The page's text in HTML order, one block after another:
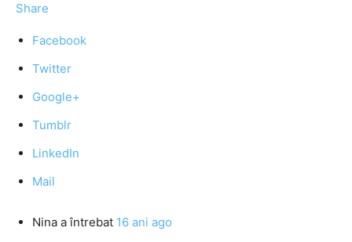
Share
Facebook
Twitter
Google+
Tumblr
LinkedIn
Mail
Nina a întrebat 16 ani ago